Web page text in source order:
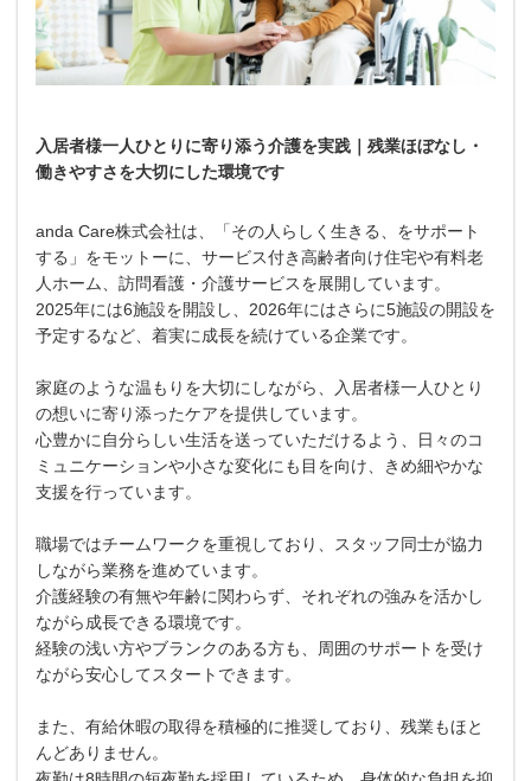
入居者様一人ひとりに寄り添う介護を実践｜残業ほぼなし・
働きやすさを大切にした環境です
anda Care株式会社は、「その人らしく生きる、をサポート
する」をモットーに、サービス付き高齢者向け住宅や有料老
人ホーム、訪問看護・介護サービスを展開しています。
2025年には6施設を開設し、2026年にはさらに5施設の開設を
予定するなど、着実に成長を続けている企業です。
家庭のような温もりを大切にしながら、入居者様一人ひとり
の想いに寄り添ったケアを提供しています。
心豊かに自分らしい生活を送っていただけるよう、日々のコ
ミュニケーションや小さな変化にも目を向け、きめ細やかな
支援を行っています。
職場ではチームワークを重視しており、スタッフ同士が協力
しながら業務を進めています。
介護経験の有無や年齢に関わらず、それぞれの強みを活かし
ながら成長できる環境です。
経験の浅い方やブランクのある方も、周囲のサポートを受け
ながら安心してスタートできます。
また、有給休暇の取得を積極的に推奨しており、残業もほと
んどありません。